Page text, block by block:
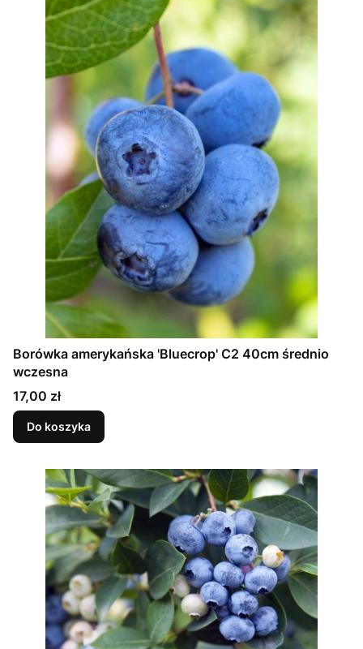
Borówka amerykańska 'Bluecrop' C2 40cm średnio
wczesna
Cena
17,00 zł
Do koszyka